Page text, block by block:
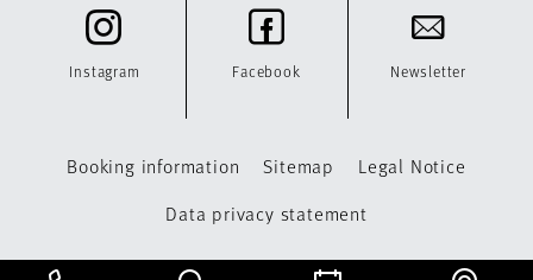
Instagram Facebook Newsletter
Booking information Sitemap
Legal Notice
Data privacy statement